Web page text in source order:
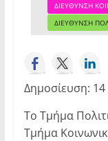
ΔΙΕΥΘΥΝΣΗ
ΔΙΕΥΘΥΝΣΗ
Δημοσίευση:
Το Τμήμα
Τμήμα